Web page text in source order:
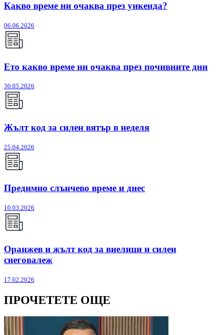
Какво време ни очаква през уикенда?
06.06.2026
Ето какво време ни очаква през почивните дни
30.05.2026
Жълт код за силен вятър в неделя
25.04.2026
Предимно слънчево време и днес
10.03.2026
Оранжев и жълт код за виелици и силен
снеговалеж
17.02.2026
ПРОЧЕТЕТЕ ОЩЕ